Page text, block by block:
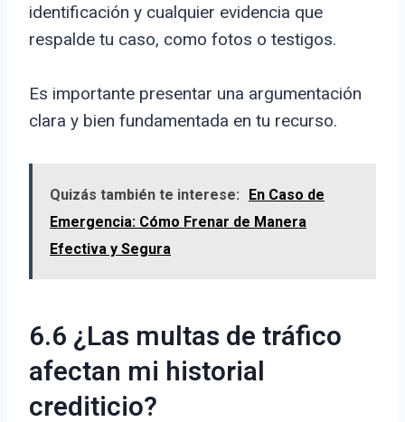
identificación y cualquier evidencia que
respalde tu caso, como fotos o testigos.
Es importante presentar una argumentación
clara y bien fundamentada en tu recurso.
Quizás también te interese:
En Caso de
Emergencia: Cómo Frenar de Manera
Efectiva y Segura
6.6 ¿Las multas de tráfico
afectan mi historial
crediticio?